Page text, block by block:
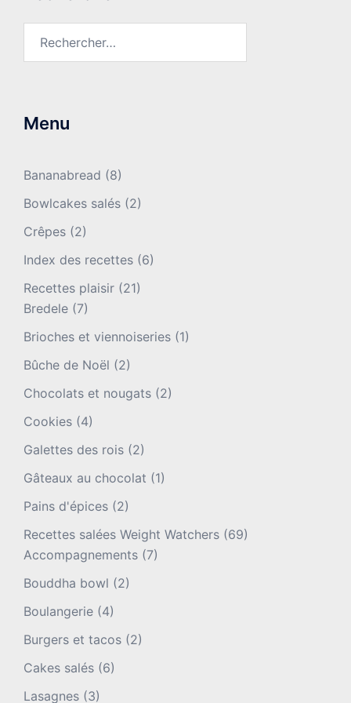
Menu
Bananabread (8)
Bowlcakes salés (2)
Crêpes (2)
Index des recettes (6)
Recettes plaisir (21)
Bredele (7)
Brioches et viennoiseries (1)
Bûche de Noël (2)
Chocolats et nougats (2)
Cookies (4)
Galettes des rois (2)
Gâteaux au chocolat (1)
Pains d'épices (2)
Recettes salées Weight Watchers (69)
Accompagnements (7)
Bouddha bowl (2)
Boulangerie (4)
Burgers et tacos (2)
Cakes salés (6)
Lasagnes (3)